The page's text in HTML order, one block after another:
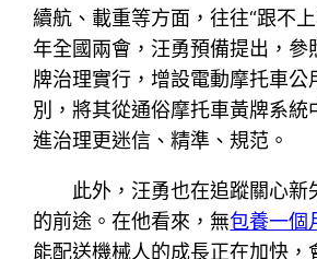
續航、載重等方面，往往“跟不
年全國兩會，汪勇預備提出，參
牌治理實行，增設電動摩托車公
別，將其從通俗摩托車黃牌系統
進治理更迷信、精準、規范。
此外，汪勇也在追蹤關心新
的前途。在他看來，無包養一個
能配送機械人的成長正在加快，